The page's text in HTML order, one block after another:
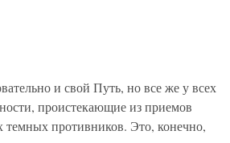
и свой Путь, но все же у всех
проистекающие из приемов
противников. Это, конечно,